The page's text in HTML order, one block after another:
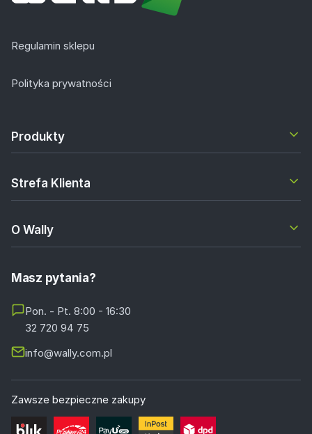
Regulamin sklepu
Polityka prywatności
Produkty
Strefa Klienta
O Wally
Masz pytania?
Pon. - Pt. 8:00 - 16:30
32 720 94 75
info@wally.com.pl
Zawsze bezpieczne zakupy